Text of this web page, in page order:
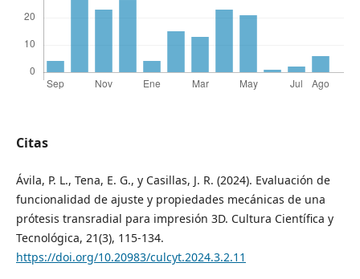
Citas
Ávila, P. L., Tena, E. G., y Casillas, J. R. (2024). Evaluación de
funcionalidad de ajuste y propiedades mecánicas de una
prótesis transradial para impresión 3D. Cultura Científica y
Tecnológica, 21(3), 115-134.
https://doi.org/10.20983/culcyt.2024.3.2.11